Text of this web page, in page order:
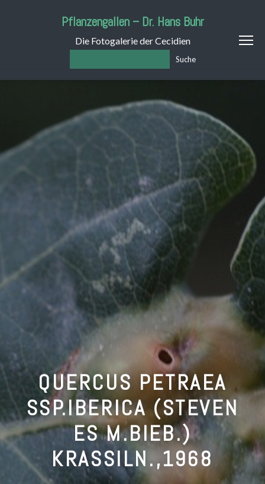
Pflanzengallen – Dr. Hans Buhr
Die Fotogalerie der Cecidien
Suche
QUERCUS PETRAEA
SSP.IBERICA (STEVEN
ES M.BIEB.)
KRASSILN.,1968